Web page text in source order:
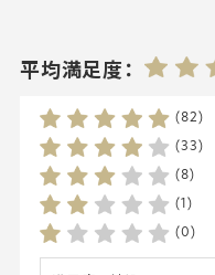
平均満足度：
(82)
(33)
(8)
(1)
(0)